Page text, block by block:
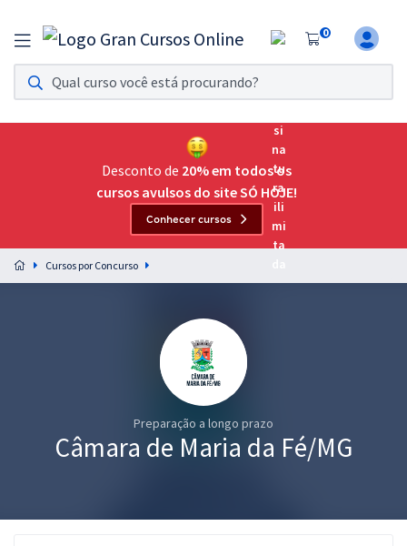
0
Assinatura Ilimitada 11
Acesso a todos os cursos. Teste grátis por 7 dias!
Assinatura OAB Até Passar
Acesso ilimitado a toda preparação para o Exame da
Preparação completa e intensiva para as principais
residências em saúde do Brasil
Graduação
Desconto de 20% em todos os
cursos avulsos do site SÓ HOJE!
Conhecer cursos
Cursos por Concurso
Preparação a longo prazo
Câmara de Maria da Fé/MG